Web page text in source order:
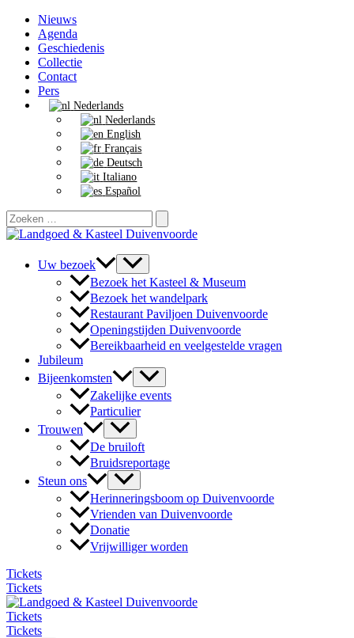
naar
inhoud
Nieuws
Agenda
Geschiedenis
Collectie
Contact
Pers
Nederlands
Nederlands
English
Français
Deutsch
Italiano
Español
Zoeken
naar:
Uw bezoek
Bezoek het Kasteel & Museum
Bezoek het wandelpark
Restaurant Paviljoen Duivenvoorde
Openingstijden Duivenvoorde
Bereikbaarheid en veelgestelde vragen
Jubileum
Bijeenkomsten
Zakelijke events
Particulier
Trouwen
De bruiloft
Bruidsreportage
Steun ons
Herinneringsboom op Duivenvoorde
Vrienden van Duivenvoorde
Donatie
Vrijwilliger worden
Tickets
Tickets
Tickets
Tickets